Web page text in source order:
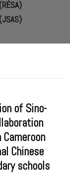
of Sino-
Chinese
schools